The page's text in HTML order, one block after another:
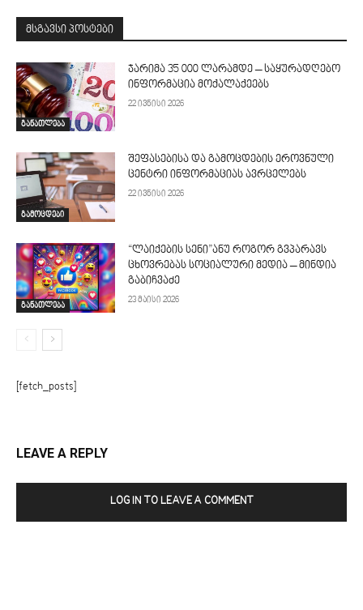
მსგავსი პოსტები
განათლება
ჯარიმა 35 000 ლარამდე – საყურადღებო
ინფორმაცია მოქალაქეებს
22 ივნისი 2026
გამოცდები
შეფასებისა და გამოცდების ეროვნული
ცენტრი ინფორმაციას ავრცელებს
22 ივნისი 2026
განათლება
“ლაიქების სენი”ანუ როგორ გვპარავს
ცხოვრებას სოციალური მედია – მინდია
გაბიჩვაძე
23 მაისი 2026
[fetch_posts]
LEAVE A REPLY
LOG IN TO LEAVE A COMMENT